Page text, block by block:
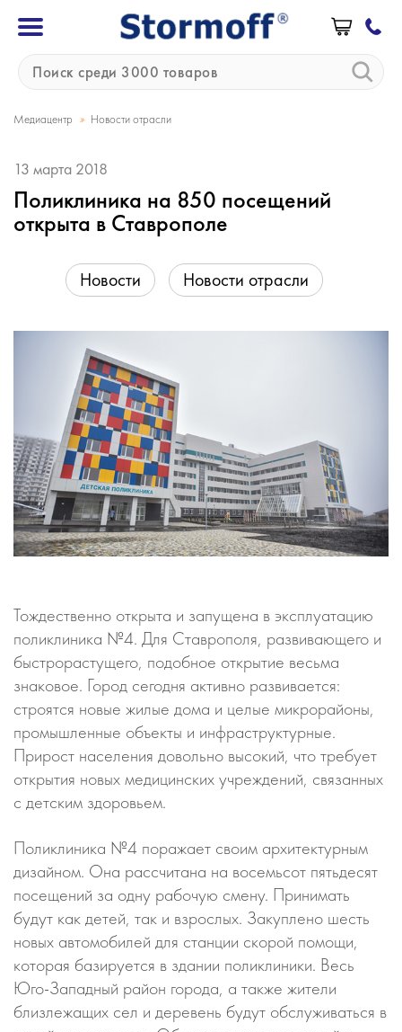
Медиацентр » Новости отрасли
13 марта 2018
Поликлиника на 850 посещений
открыта в Ставрополе
Новости Новости отрасли
Тождественно открыта и запущена в эксплуатацию
поликлиника №4. Для Ставрополя, развивающего и
быстрорастущего, подобное открытие весьма
знаковое. Город сегодня активно развивается:
строятся новые жилые дома и целые микрорайоны,
промышленные объекты и инфраструктурные.
Прирост населения довольно высокий, что требует
открытия новых медицинских учреждений, связанных
с детским здоровьем.
Поликлиника №4 поражает своим архитектурным
дизайном. Она рассчитана на восемьсот пятьдесят
посещений за одну рабочую смену. Принимать
будут как детей, так и взрослых. Закуплено шесть
новых автомобилей для станции скорой помощи,
которая базируется в здании поликлиники. Весь
Юго-Западный район города, а также жители
близлежащих сел и деревень будут обслуживаться в